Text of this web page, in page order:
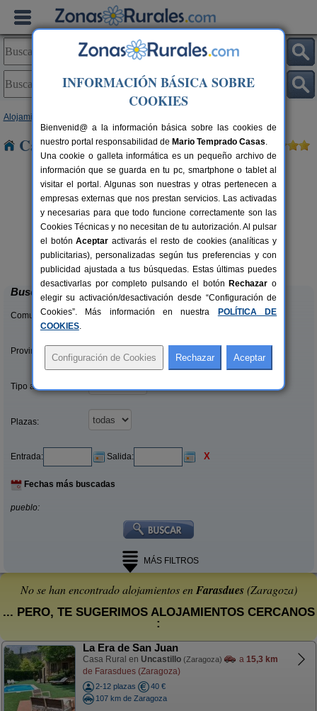
Alojamientos
Casas Rurales cerca de Farasdues
6+4 pers.
desde35 €
Casa Rural Cuenta La Leyenda
Bulbuente (Zaragoza)
Buscar
Comunidades:
Provincias/Islas:
Tipo alquiler:
Plazas:
Entrada: Salida: X
Fechas más buscadas
pueblo:
MÁS FILTROS
No se han encontrado alojamientos enFarasdues(Zaragoza)
... PERO, TE SUGERIMOS ALOJAMIENTOS CERCANOS
:
La Era de San Juan
Casa Rural en Uncastillo (Zaragoza) a 15,3 km
de Farasdues (Zaragoza)
2-12 plazas
40 €
107 km de Zaragoza
INFORMACIÓN BÁSICA SOBRE
COOKIES
Bienvenid@ a la información básica sobre las cookies de
nuestro portal responsabilidad de Mario Temprado Casas.
Una cookie o galleta informática es un pequeño archivo de
información que se guarda en tu pc, smartphone o tablet al
visitar el portal. Algunas son nuestras y otras pertenecen a
empresas externas que nos prestan servicios. Las activadas
y necesarias para que todo funcione correctamente son las
Cookies Técnicas y no necesitan de tu autorización. Al pulsar
el botónAceptar activarás el resto de cookies (analíticas y
publicitarias), personalizadas según tus preferencias y con
publicidad ajustada a tus búsquedas. Estas últimas puedes
desactivarlas por completo pulsando el botón Rechazar o
elegir su activación/desactivación desde “Configuración de
Cookies”. Más información en nuestra
POLÍTICA DE
COOKIES.